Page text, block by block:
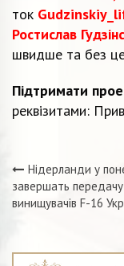
ток
Ростислав
швидше та без
Підтримати
реквізитами:
Нідерланди у
завершать передачу
винищувачів F-16